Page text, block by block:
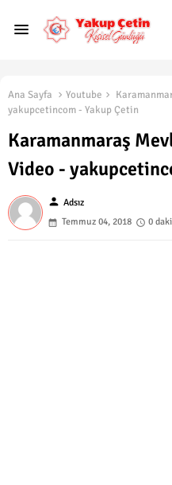
Ana Sayfa Youtube
yakupcetincom - Yakup Çetin
Karamanmaraş
Video -
person Adsız
Temmuz 04, 2018
0